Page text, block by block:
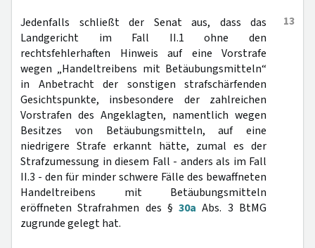
13
Jedenfalls schließt der Senat aus, dass das
Landgericht im Fall II.1 ohne den
rechtsfehlerhaften Hinweis auf eine Vorstrafe
wegen „Handeltreibens mit Betäubungsmitteln“
in Anbetracht der sonstigen strafschärfenden
Gesichtspunkte, insbesondere der zahlreichen
Vorstrafen des Angeklagten, namentlich wegen
Besitzes von Betäubungsmitteln, auf eine
niedrigere Strafe erkannt hätte, zumal es der
Strafzumessung in diesem Fall - anders als im Fall
II.3 - den für minder schwere Fälle des bewaffneten
Handeltreibens mit Betäubungsmitteln
eröffneten Strafrahmen des §30a Abs. 3 BtMG
zugrunde gelegt hat.